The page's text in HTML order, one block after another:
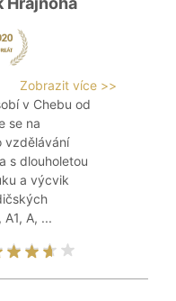
Zobrazit více >>
v Chebu od
se na
vzdělávání
s dlouholetou
a výcvik
A, ...